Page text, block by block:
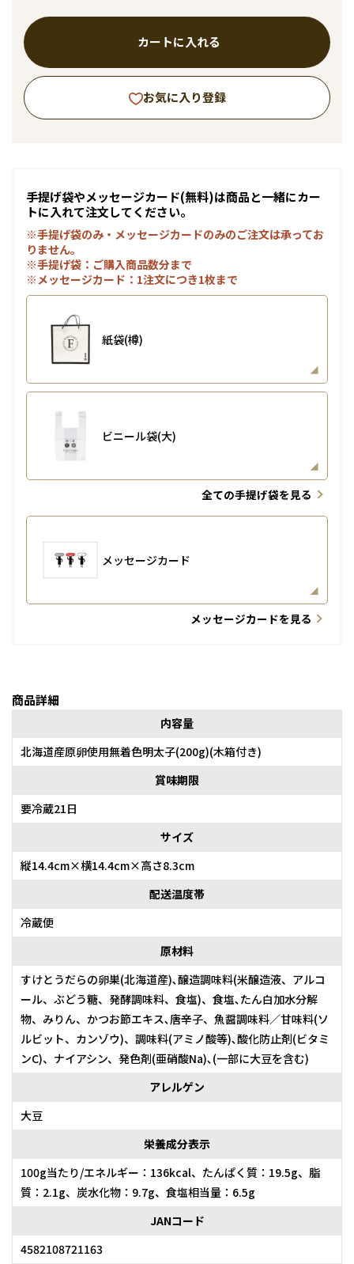
カートに入れる
お気に入り登録
手提げ袋やメッセージカード(無料)は商品と一緒にカー
トに入れて注文してください。
※手提げ袋のみ・メッセージカードのみのご注文は承ってお
りません。
※手提げ袋：ご購入商品数分まで
※メッセージカード：1注文につき1枚まで
紙袋(樽)
ビニール袋(大)
全ての手提げ袋を見る
メッセージカード
メッセージカードを見る
商品詳細
内容量
北海道産原卵使用無着色明太子(200g)(木箱付き)
賞味期限
要冷蔵21日
サイズ
縦14.4cm×横14.4cm×高さ8.3cm
配送温度帯
冷蔵便
原材料
すけとうだらの卵巣(北海道産)､醸造調味料(米醸造液、アルコ
ール、ぶどう糖、発酵調味料、食塩)、食塩､たん白加水分解
物、みりん、かつお節エキス､唐辛子、魚醤調味料／甘味料(ソ
ルビット、カンゾウ)、調味料(アミノ酸等)､酸化防止剤(ビタミ
ンC)、ナイアシン、発色剤(亜硝酸Na)､(一部に大豆を含む)
アレルゲン
大豆
栄養成分表示
100g当たり/エネルギー：136kcal、たんぱく質：19.5g、脂
質：2.1g、炭水化物：9.7g、食塩相当量：6.5g
JANコード
4582108721163